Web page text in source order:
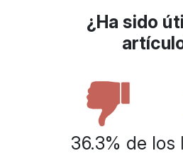
¿Ha sido
36.3% de los